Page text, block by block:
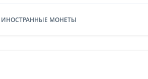
ИНОСТРАННЫЕ МОНЕТЫ